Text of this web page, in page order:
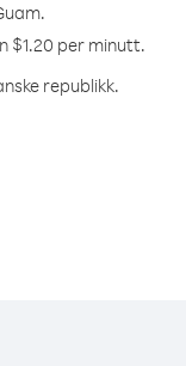
$1.20 per minutt.
republikk.